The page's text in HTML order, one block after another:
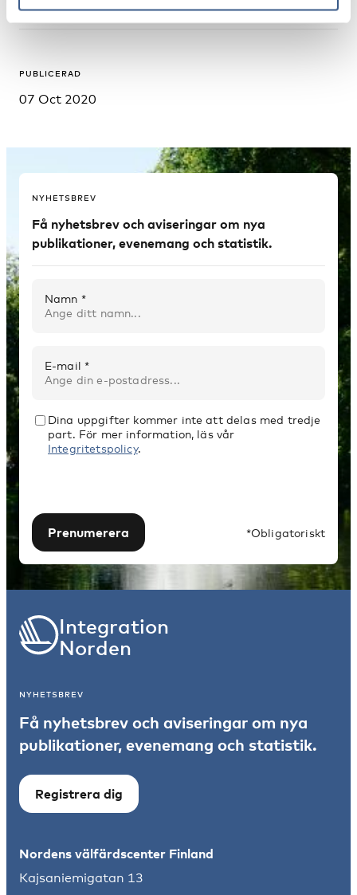
PUBLICERAD
07 Oct 2020
NYHETSBREV
Få nyhetsbrev och aviseringar om nya
publikationer, evenemang och statistik.
Namn *
E-mail *
Dina uppgifter kommer inte att delas med tredje
part. För mer information, läs vår
Integritetspolicy.
Prenumerera *Obligatoriskt
Integration
Norden
NYHETSBREV
Få nyhetsbrev och aviseringar om nya
publikationer, evenemang och statistik.
Registrera dig
Nordens välfärdscenter Finland
Kajsaniemigatan 13